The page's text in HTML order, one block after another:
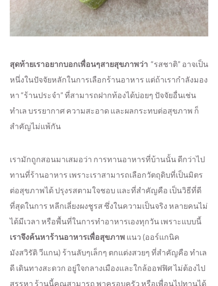
สุดท้ายเราอยากบอกเพื่อนๆสายสุขภาพว่า “รสชาติ” อาจเป็น
หนึ่งในปัจจัยหลักในการเลือกร้านอาหาร แต่ถ้าเรากำลังมอง
หา “ร้านประจำ” ที่สามารถฝากท้องได้บ่อยๆ ปัจจัยอื่นเช่น
ทำเล บรรยากาศ ความสะอาด และผลกระทบต่อสุขภาพ ก็
สำคัญไม่แพ้กัน
เรามักถูกสอนมาเสมอว่า การทานอาหารที่บ้านนั้น ดีกว่าไป
ทานที่ร้านอาหาร เพราะเราสามารถเลือกวัตถุดิบที่เป็นมิตร
ต่อสุขภาพได้ ปรุงรสตามใจชอบ และที่สำคัญคือ เป็นวิธีที่ดี
ที่สุดในการ หลีกเลี่ยงผงชูรส ซึ่งในความเป็นจริง หลายคนไม่
ได้มีเวลา หรือพื้นที่ในการทำอาหารเองทุกวัน เพราะแบบนี้
เราจึงค้นหาร้านอาหารเพื่อสุขภาพ แนว (ออร์แกนิค
มังสวิรัติ วีแกน) ร้านลับๆเล็กๆ ตกแต่งสวยๆ ที่สำคัญคือ ทำเล
ดี เดินทางสะดวก อยู่ใจกลางเมืองและใกล้ออฟฟิศ ไม่ต้องไป
สรรหา ร้านนี้คุณสามารถ พาครอบครัว หรือเพื่อนไปทานได้